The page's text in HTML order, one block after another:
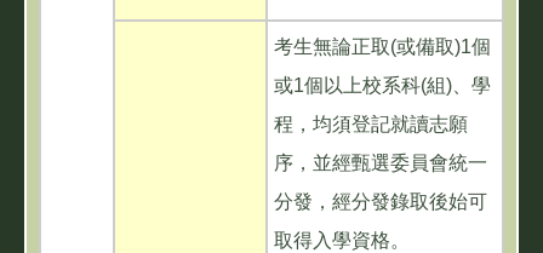
考生無論正取(或備取)1個
或1個以上校系科(組)、學
程，均須登記就讀志願
序，並經甄選委員會統一
分發，經分發錄取後始可
取得入學資格。